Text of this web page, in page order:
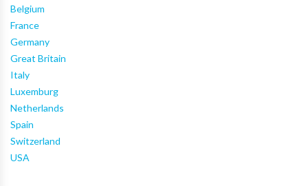
Belgium
France
Germany
Great Britain
Italy
Luxemburg
Netherlands
Spain
Switzerland
USA